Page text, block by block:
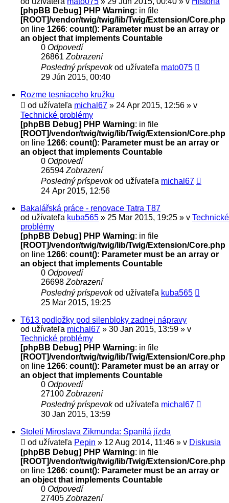
[phpBB Debug] PHP Warning: in file
[ROOT]/vendor/twig/twig/lib/Twig/Extension/Core.php
on line 1266: count(): Parameter must be an array or
an object that implements Countable
0 Odpovedí
26861 Zobrazení
Posledný príspevokod užívateľa mato075
29 Jún 2015, 00:40
Rozme tesniaceho kružku
od užívateľa michal67 » 24 Apr 2015, 12:56 » v
Technické problémy
[phpBB Debug] PHP Warning: in file
[ROOT]/vendor/twig/twig/lib/Twig/Extension/Core.php
on line 1266: count(): Parameter must be an array or
an object that implements Countable
0 Odpovedí
26594 Zobrazení
Posledný príspevokod užívateľa michal67
24 Apr 2015, 12:56
Bakalářská práce - renovace Tatra T87
od užívateľa kuba565 » 25 Mar 2015, 19:25 » v Technické
problémy
[phpBB Debug] PHP Warning: in file
[ROOT]/vendor/twig/twig/lib/Twig/Extension/Core.php
on line 1266: count(): Parameter must be an array or
an object that implements Countable
0 Odpovedí
26698 Zobrazení
Posledný príspevokod užívateľa kuba565
25 Mar 2015, 19:25
T613 podložky pod silenbloky zadnej nápravy
od užívateľa michal67 » 30 Jan 2015, 13:59 » v
Technické problémy
[phpBB Debug] PHP Warning: in file
[ROOT]/vendor/twig/twig/lib/Twig/Extension/Core.php
on line 1266: count(): Parameter must be an array or
an object that implements Countable
0 Odpovedí
27100 Zobrazení
Posledný príspevokod užívateľa michal67
30 Jan 2015, 13:59
Století Miroslava Zikmunda: Spanilá jízda
od užívateľa Pepin » 12 Aug 2014, 11:46 » v Diskusia
[phpBB Debug] PHP Warning: in file
[ROOT]/vendor/twig/twig/lib/Twig/Extension/Core.php
on line 1266: count(): Parameter must be an array or
an object that implements Countable
0 Odpovedí
27405 Zobrazení